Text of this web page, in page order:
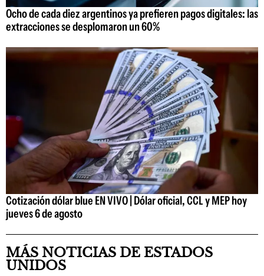
Ocho de cada diez argentinos ya prefieren pagos digitales: las
extracciones se desplomaron un 60%
Cotización dólar blue EN VIVO | Dólar oficial, CCL y MEP hoy
jueves 6 de agosto
MÁS NOTICIAS DE ESTADOS
UNIDOS